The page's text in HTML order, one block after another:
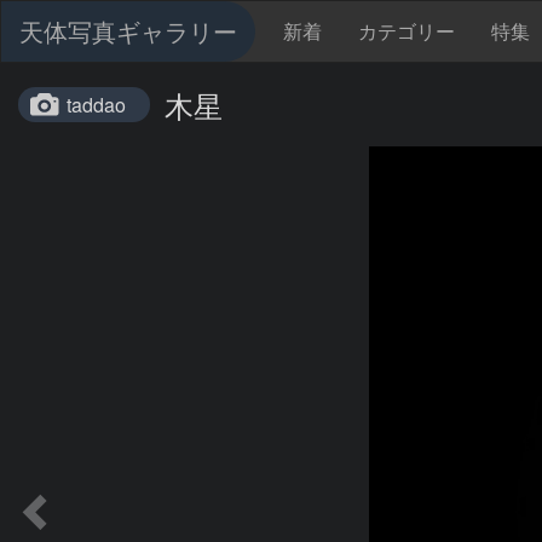
天体写真ギャラリー 新着 カテゴリー 特集
taddao 木星